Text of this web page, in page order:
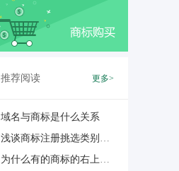
推荐阅读 更多>
域名与商标是什么关系
浅谈商标注册挑选类别和商品那些事儿
为什么有的商标的右上角有带圈R或是圈TM的呢？